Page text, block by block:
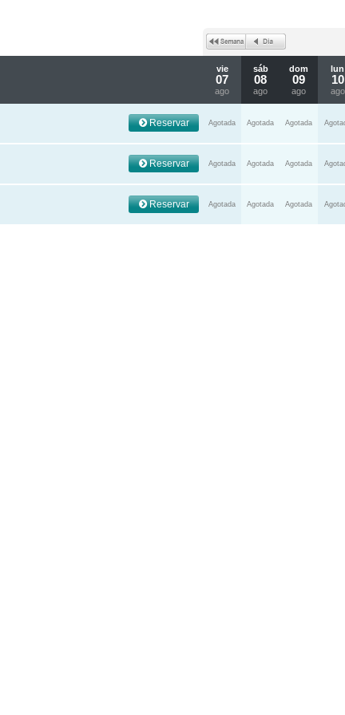
vie
07
ago
sáb
08
ago
dom
09
ago
lun
10
ago
Reservar Agotada Agotada Agotada
Reservar Agotada Agotada Agotada
Reservar Agotada Agotada Agotada